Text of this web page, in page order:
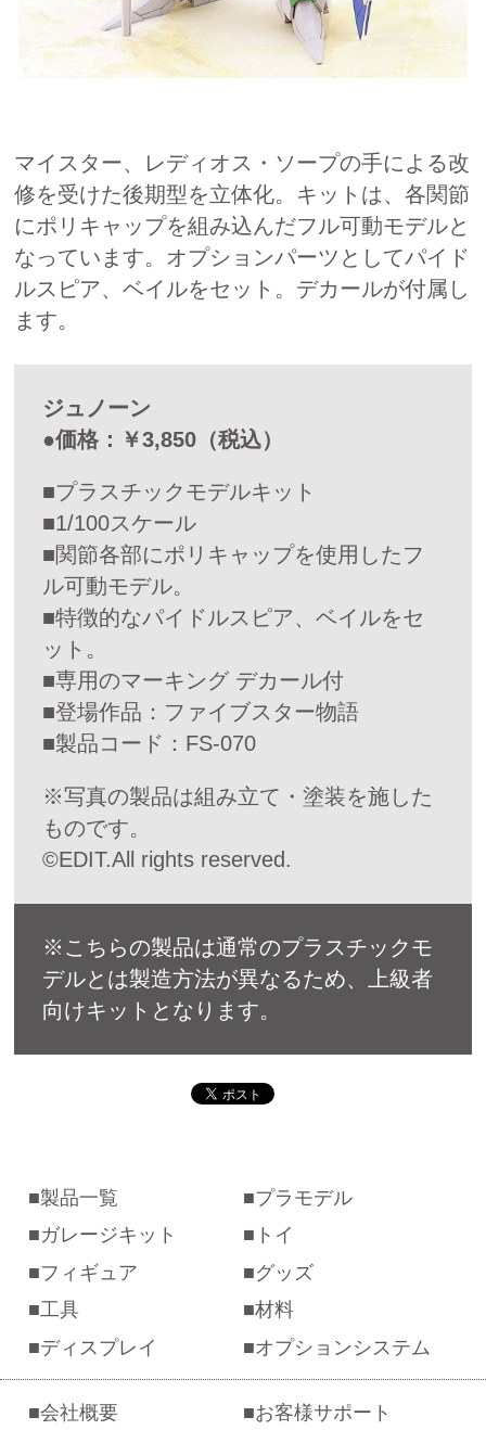
マイスター、レディオス・ソープの手による改
修を受けた後期型を立体化。キットは、各関節
にポリキャップを組み込んだフル可動モデルと
なっています。オプションパーツとしてパイド
ルスピア、ベイルをセット。デカールが付属し
ます。
ジュノーン
●価格：￥3,850（税込）
■プラスチックモデルキット
■1/100スケール
■関節各部にポリキャップを使用したフ
ル可動モデル。
■特徴的なパイドルスピア、ベイルをセ
ット。
■専用のマーキング デカール付
■登場作品：ファイブスター物語
■製品コード：FS-070
※写真の製品は組み立て・塗装を施した
ものです。
©EDIT.All rights reserved.
※こちらの製品は通常のプラスチックモ
デルとは製造方法が異なるため、上級者
向けキットとなります。
製品一覧
プラモデル
ガレージキット
トイ
フィギュア
グッズ
工具
材料
ディスプレイ
オプションシステム
会社概要 お客様サポート